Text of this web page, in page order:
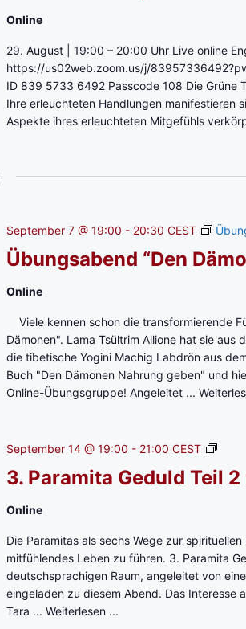
Online
29. August | 19:00 – 20:00 Uhr Live online
https://us02web.zoom.us/j/
ID 839 5733 6492 Passcode 108 Die Grüne
Ihre erleuchteten Handlungen manifestieren
Aspekte ihres erleuchteten Mitgefühls
Übungsabend “Den
September 7 @ 19:00 - 20:30 CEST
Online
Viele kennen schon die transformierende
Dämonen". Lama Tsültrim Allione hat sie
die tibetische Yogini Machig Labdrön aus
Buch "Den Dämonen Nahrung geben" und
Online-Übungsgruppe! Angeleitet ...
3. Paramita Geduld Teil
September 14 @ 19:00 - 21:00 CEST
1
P
a
m
i
t
Online
Die Paramitas als sechs Wege zur
mitfühlendes Leben zu führen. 3. Paramita
deutschsprachigen Raum, angeleitet von
eingeladen zu diesem Abend. Das Interesse
Tara ... Weiterlesen ...